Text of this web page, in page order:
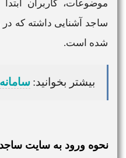
موضوعات، کاربران ابتدا
ساجد
آشنایی داشته که
شده است.
بیشتر بخوانید:
نحوه ورود به سایت